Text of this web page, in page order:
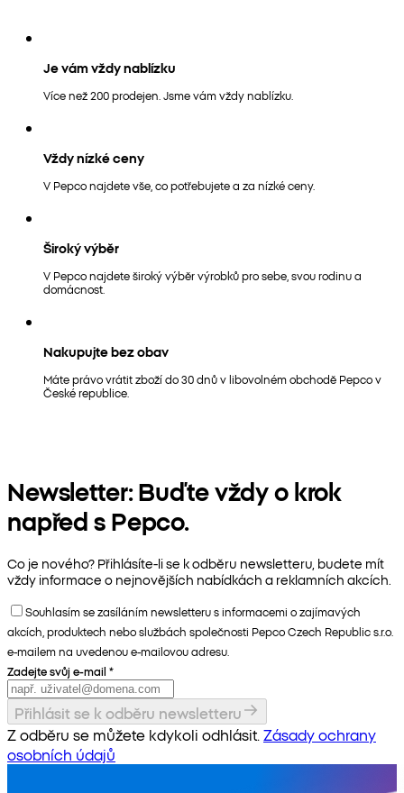
Je vám vždy nablízku
Více než 200 prodejen. Jsme vám vždy nablízku.
Vždy nízké ceny
V Pepco najdete vše, co potřebujete a za nízké ceny.
Široký výběr
V Pepco najdete široký výběr výrobků pro sebe, svou rodinu a
domácnost.
Nakupujte bez obav
Máte právo vrátit zboží do 30 dnů v libovolném obchodě Pepco v
České republice.
Newsletter: Buďte vždy o krok
napřed s Pepco.
Co je nového? Přihlásíte-li se k odběru newsletteru, budete mít
vždy informace o nejnovějších nabídkách a reklamních akcích.
Souhlasím se zasíláním newsletteru s informacemi o zajímavých
akcích, produktech nebo službách společnosti Pepco Czech Republic s.r.o.
e-mailem na uvedenou e-mailovou adresu.
Zadejte svůj e-mail *
Přihlásit se k odběru newsletteru
Z odběru se můžete kdykoli odhlásit. Zásady ochrany
osobních údajů